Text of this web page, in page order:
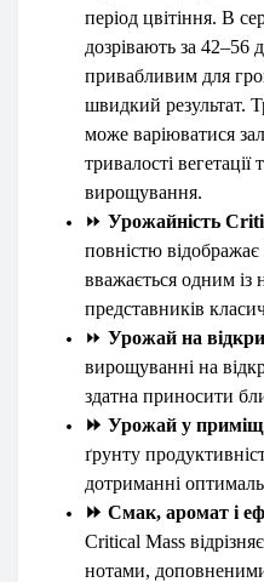
період цвітіння. В
дозрівають за 42–56
привабливим для
швидкий результат.
може варіюватися
тривалості
вирощування.
⏩ Урожайність
повністю
вважається одним
представників
⏩ Урожай на
вирощуванні на
здатна приносити
⏩ Урожай у
ґрунту
дотриманні
⏩ Смак, аромат і
Critical Mass
нотами,